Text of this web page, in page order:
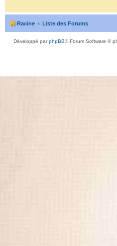
Racine Liste des Forums
Développé parphpBB® Forum Software ©